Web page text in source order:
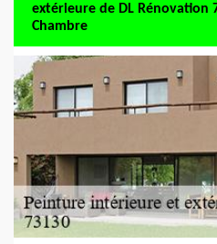
extérieure de DL Rénovation
Chambre